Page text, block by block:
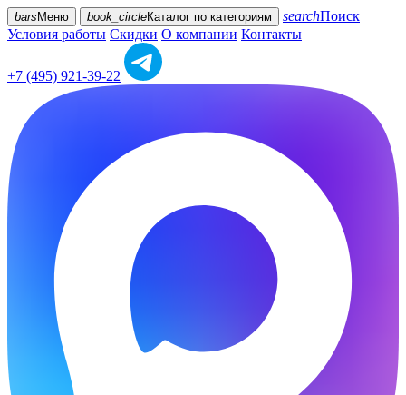
bars Меню book_circleКаталог по категориям searchПоиск
Условия работы Скидки О компании Контакты
+7 (495) 921-39-22